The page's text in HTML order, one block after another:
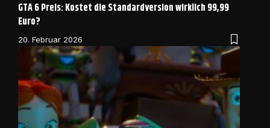
GTA 6 Preis: Kostet die Standardversion wirklich 99,99
Euro?
20. Februar 2026